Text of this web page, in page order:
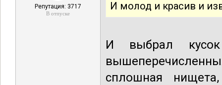
Репутация: 3717
В отпуске
И молод и красив и
И выбрал
сплошная